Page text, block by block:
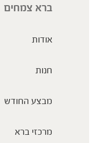
ברא צמחים
אודות
חנות
מבצע החודש
מרכזי ברא